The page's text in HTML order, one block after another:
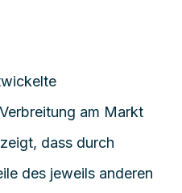
am Markt
dass durch
des jeweils anderen